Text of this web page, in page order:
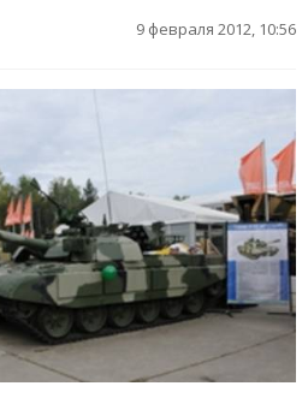
9 февраля 2012, 10:56